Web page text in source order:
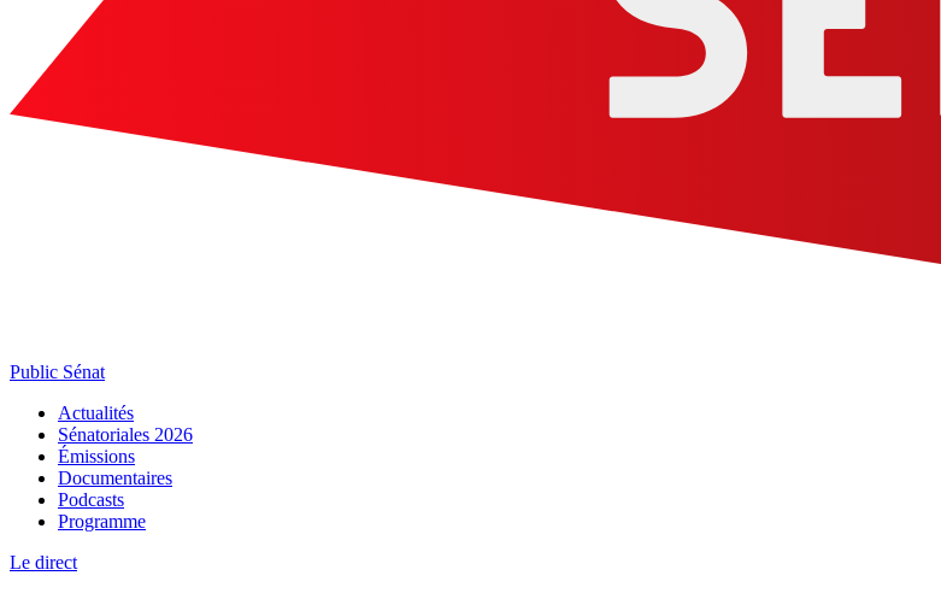
Public Sénat
Actualités
Sénatoriales 2026
Émissions
Documentaires
Podcasts
Programme
Le direct